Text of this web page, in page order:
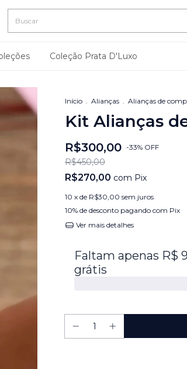
Coleção Prata D'Luxo
Início . Alianças . Alianças de
Kit Alianças
R$300,00 -33% OFF
R$450,00
R$270,00 com Pix
10 x de R$30,00 sem juros
10% de desconto pagando com Pix
Ver mais detalhes
Faltam apenas R$
grátis